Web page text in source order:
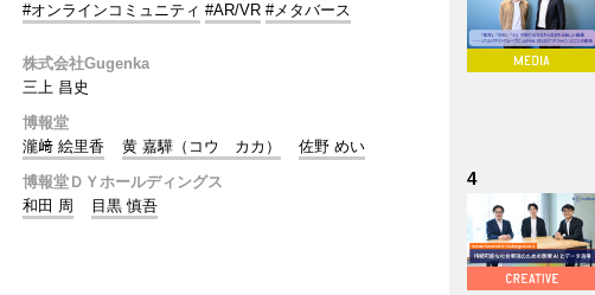
#オンラインコミュニティ #AR/VR #メタバース
株式会社Gugenka
三上 昌史
博報堂
瀧﨑 絵里香
黄 嘉驊（コウ カカ）
佐野 めい
博報堂ＤＹホールディングス
和田 周
目黒 慎吾
4